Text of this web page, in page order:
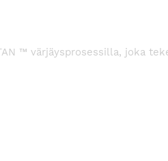
™ värjäysprosessilla, joka